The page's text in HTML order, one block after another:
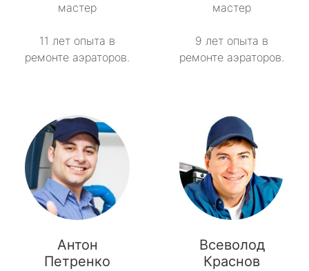
мастер
11 лет опыта в
ремонте аэраторов.
мастер
9 лет опыта в
ремонте аэраторов.
Антон
Петренко
Всеволод
Краснов